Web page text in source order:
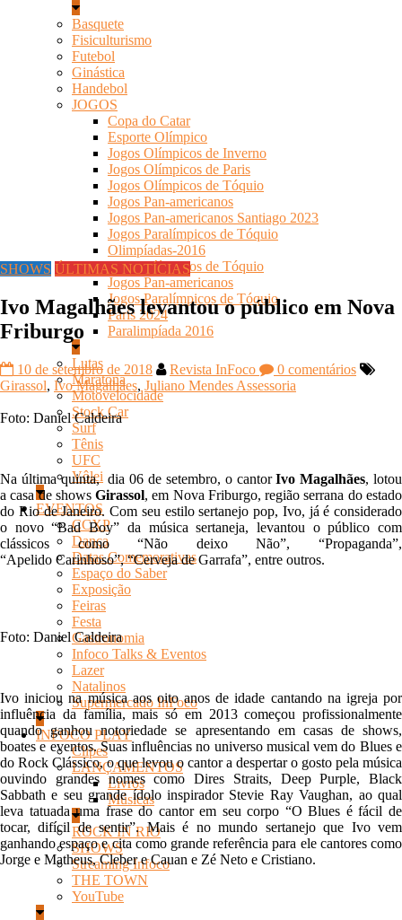
Basquete
Fisiculturismo
Futebol
Ginástica
Handebol
JOGOS
Copa do Catar
Esporte Olímpico
Jogos Olímpicos de Inverno
Jogos Olímpicos de Paris
Jogos Olímpicos de Tóquio
Jogos Pan-americanos
Jogos Pan-americanos Santiago 2023
Jogos Paralímpicos de Tóquio
Olimpíadas-2016
Jogos Olímpicos de Tóquio
Jogos Pan-americanos
Jogos Paralímpicos de Tóquio
Paris 2024
Paralimpíada 2016
Lutas
Maratona
Motovelocidade
Stock Car
Surf
Tênis
UFC
Vôlei
EVENTOS
CCXP
Dança
Datas Comemorativas
Espaço do Saber
Exposição
Feiras
Festa
Gastronomia
Infoco Talks & Eventos
Lazer
Natalinos
Supermercado InFoco
INFOCO PLAY
Clipes
LANÇAMENTOS
Livros
Músicas
ROCK IN RIO
SHOWS
Streaming Infoco
THE TOWN
YouTube
SHOWS ÚLTIMAS NOTÍCIAS
Ivo Magalhães levantou o público em Nova
Friburgo
10 de setembro de 2018 Revista InFoco
0 comentários
Girassol, Ivo Magalhães, Juliano Mendes Assessoria
Foto: Daniel Caldeira
Na última quinta, dia 06 de setembro, o cantorIvo Magalhães, lotou
a casa de showsGirassol, em Nova Friburgo, região serrana do estado
do Rio de Janeiro. Com seu estilo sertanejo pop, Ivo, já é considerado
o novo “Bad Boy” da música sertaneja, levantou o público com
clássicos como “Não deixo Não”, “Propaganda”,
“Apelido Carinhoso”, “Cerveja de Garrafa”, entre outros.
Foto: Daniel Caldeira
Ivo iniciou na música aos oito anos de idade cantando na igreja por
influência da família, mais só em 2013 começou profissionalmente
quando ganhou notoriedade se apresentando em casas de shows,
boates e eventos.Suas influências no universo musical vem do Blues e
do Rock Clássico, o que levou o cantor a despertar o gosto pela música
ouvindo grandes nomes como Dires Straits, Deep Purple, Black
Sabbath e seu grande ídolo inspirador Stevie Ray Vaughan, ao qual
leva tatuada uma frase do cantor em seu corpo “O Blues é fácil de
tocar, difícil de sentir”. Mais é no mundo sertanejo que Ivo vem
ganhando espaço e cita como grande referência para ele cantores como
Jorge e Matheus, Cleber e Cauan e Zé Neto e Cristiano.